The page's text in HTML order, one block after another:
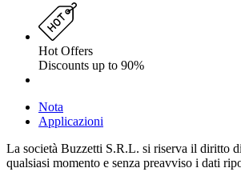
Hot Offers
Discounts up to 90%
Nota
Applicazioni
La società Buzzetti S.R.L. si riserva il diritto
qualsiasi momento e senza preavviso i dati